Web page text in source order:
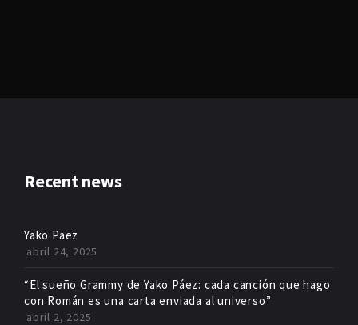
Recent news
Yako Paez
abril 24, 2025
“El sueño Grammy de Yako Páez: cada canción que hago
con Román es una carta enviada al universo”
abril 2, 2025